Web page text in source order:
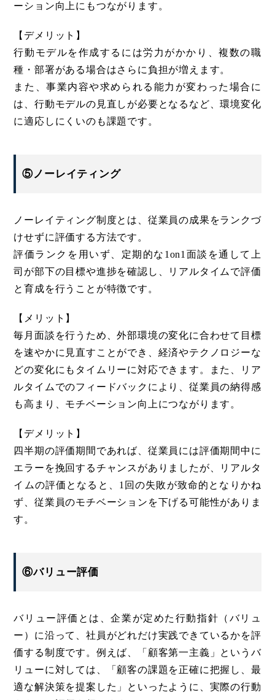
ーション向上にもつながります。
【デメリット】
行動モデルを作成するには労力がかかり、複数の職
種・部署がある場合はさらに負担が増えます。
また、事業内容や求められる能力が変わった場合に
は、行動モデルの見直しが必要となるなど、環境変化
に適応しにくいのも課題です。
⑤ノーレイティング
ノーレイティング制度とは、従業員の成果をランクづ
けせずに評価する方法です。
評価ランクを用いず、定期的な1on1面談を通して上
司が部下の目標や進捗を確認し、リアルタイムで評価
と育成を行うことが特徴です。
【メリット】
毎月面談を行うため、外部環境の変化に合わせて目標
を速やかに見直すことができ、経済やテクノロジーな
どの変化にもタイムリーに対応できます。また、リア
ルタイムでのフィードバックにより、従業員の納得感
も高まり、モチベーション向上につながります。
【デメリット】
四半期の評価期間であれば、従業員には評価期間中に
エラーを挽回するチャンスがありましたが、リアルタ
イムの評価となると、1回の失敗が致命的となりかね
ず、従業員のモチベーションを下げる可能性がありま
す。
⑥バリュー評価
バリュー評価とは、企業が定めた行動指針（バリュ
ー）に沿って、社員がどれだけ実践できているかを評
価する制度です。例えば、「顧客第一主義」というバ
リューに対しては、「顧客の課題を正確に把握し、最
適な解決策を提案した」といったように、実際の行動